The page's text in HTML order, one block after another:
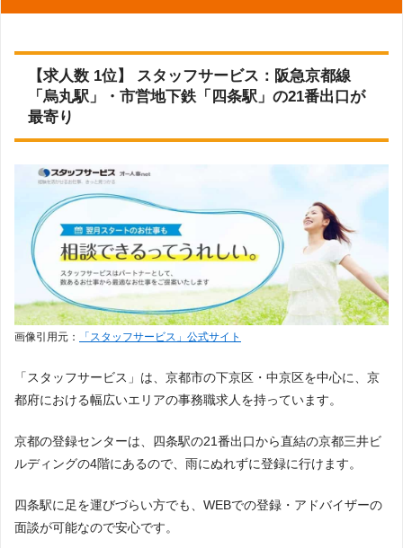
ヒューマンスタッフ株
キャリアコンサルティ
ング株式会社
31 アイスタッフ株式会社 4件 0件
32 株式会社ビート 1件 0件
32 株式会社 マイリーブ
セブン・ルーツ株式会
社
1件 1件
32 株式会社ワイズ関西 1件
株式会社フローム 1件 1件
37 ライフウィズ株式会社 0件 0件
ーマニーセンター
37
株式会社ワン・ワール
ド
0件 0件
21 株式会社TAMA 2件
ライフウィズ株式会社 2件
21
株式会社アソウ・ヒューマニーセン
2件
24 ウィルオブ
24 株式会社kotrio 1件
24 株式会社グッドライフ 1件
キャリアコンサルティング株式会社 1件
24 セブン・ルーツ株式会社
株式会社フローム 1件
30 株式会社ブレイブ 0件
30 アスカグループ 0件
30 キャリアップ株式会社
ディンプル 23件
13 パーソルエクセルHRパートナーズ
15 マイナビスタッフ
16 パソナ 11件
17 アデコ
18 株式会社セイノースタッフサービス
19 株式会社グッドライフ
20 株式会社N・S・K 7件
24 ヒューマンスタッフ株式会社
調査日
調査日：2023年3月
【求人数 1位】 スタッフサービス：阪急京都線
「烏丸駅」・市営地下鉄「四条駅」の21番出口が
最寄り
画像引用元： 「スタッフサービス」公式サイト
「スタッフサービス」は、京都市の下京区・中京区を中心に、京
都府における幅広いエリアの事務職求人を持っています。
京都の登録センターは、四条駅の21番出口から直結の京都三井ビ
ルディングの4階にあるので、雨にぬれずに登録に行けます。
四条駅に足を運びづらい方でも、WEBでの登録・アドバイザーの
面談が可能なので安心です。